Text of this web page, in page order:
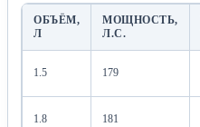
ОБЪЁМ,
Л
МОЩНОСТЬ,
Л.С.
1.5 179
1.8 181